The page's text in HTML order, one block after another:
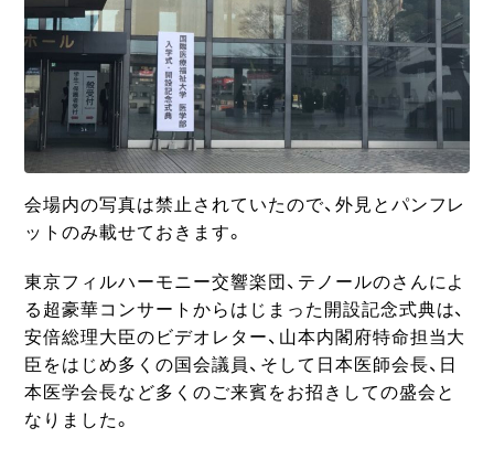
会場内の写真は禁止されていたので、外見とパンフレ
ットのみ載せておきます。
東京フィルハーモニー交響楽団、テノールのさんによ
る超豪華コンサートからはじまった開設記念式典は、
安倍総理大臣のビデオレター、山本内閣府特命担当大
臣をはじめ多くの国会議員、そして日本医師会長、日
本医学会長など多くのご来賓をお招きしての盛会と
なりました。